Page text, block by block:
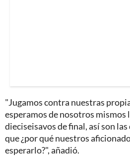
"Jugamos contra nuestras
esperamos de nosotros mismos
dieciseisavos de final, así son
que ¿por qué nuestros
esperarlo?", añadió.